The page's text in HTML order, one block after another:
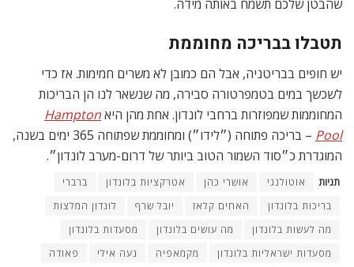
שהבטן שלכם תשמח באותה מידה.
תטבלו בבריכה מחוממת
יש חופים בבריטניה, אבל הם כמובן לא משרים חמימות. אז כדי
לשכשך במים בטמפרטורה סבירה, מה שנשאר לנו הן הבריכות
המחוממות שמפוזרות ברחבי לונדון. אחת מהן היאHampton
Pool
– בריכה פתוחה (״לידו״) ומחוממת שפתוחה 365 ימים בשנה,
המוגדרת כ״סוד השמור הטוב ביותר של דרום-מערב לונדון״.
תגיות אוטולנגי אושרי כהן אטרקציות בלונדון
ברברי
בריכות בלונדון
האחים קלאז יובל שרף
לונדון המלצות
מה לעשות בלונדון
מה עושים בלונדון
מסעדות בלונדון
מסעדות ישראליות בלונדון
מקמאפיה נעה אילי
פאודה